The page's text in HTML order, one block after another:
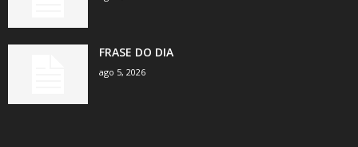
FRASE DO DIA
ago 5, 2026